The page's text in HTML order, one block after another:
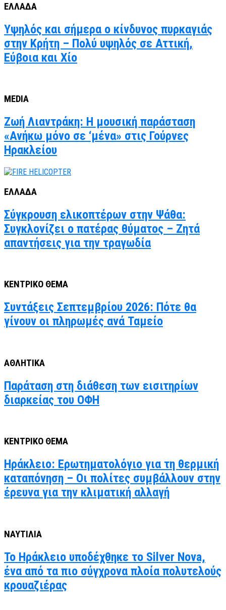
ΕΛΛΑΔΑ
Υψηλός και σήμερα ο κίνδυνος πυρκαγιάς
στην Κρήτη – Πολύ υψηλός σε Αττική,
Εύβοια και Χίο
MEDIA
Ζωή Λιαντράκη: Η μουσική παράσταση
«Ανήκω μόνο σε ‘μένα» στις Γούρνες
Ηρακλείου
ΕΛΛΑΔΑ
Σύγκρουση ελικοπτέρων στην Ψάθα:
Συγκλονίζει ο πατέρας θύματος – Ζητά
απαντήσεις για την τραγωδία
ΚΕΝΤΡΙΚΟ ΘΕΜΑ
Συντάξεις Σεπτεμβρίου 2026: Πότε θα
γίνουν οι πληρωμές ανά Ταμείο
ΑΘΛΗΤΙΚΑ
Παράταση στη διάθεση των εισιτηρίων
διαρκείας του ΟΦΗ
ΚΕΝΤΡΙΚΟ ΘΕΜΑ
Ηράκλειο: Ερωτηματολόγιο για τη θερμική
καταπόνηση – Οι πολίτες συμβάλλουν στην
έρευνα για την κλιματική αλλαγή
ΝΑΥΤΙΛΙΑ
Το Ηράκλειο υποδέχθηκε το Silver Nova,
ένα από τα πιο σύγχρονα πλοία πολυτελούς
κρουαζιέρας